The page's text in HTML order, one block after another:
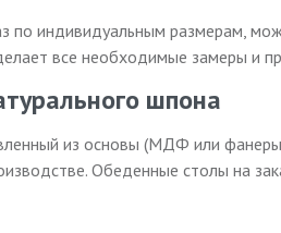
по индивидуальным размерам,
все необходимые замеры и
шпона
из основы (МДФ или
Обеденные столы на